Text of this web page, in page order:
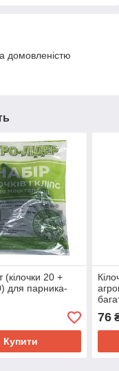
домовленістю
(кілочки 20 +
для парника-
Купити
(20
76